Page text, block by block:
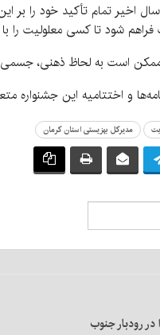
اخیر تمام تأکید خود را بر
شود تا کسی معلولیت را با
ممکن است به لحاظ ذهنی،
و اختتامیه این جشنواره
مدیرکل بهزیستی استان کرمان